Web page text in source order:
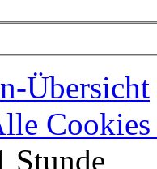
Übersicht
Cookies
Stunde